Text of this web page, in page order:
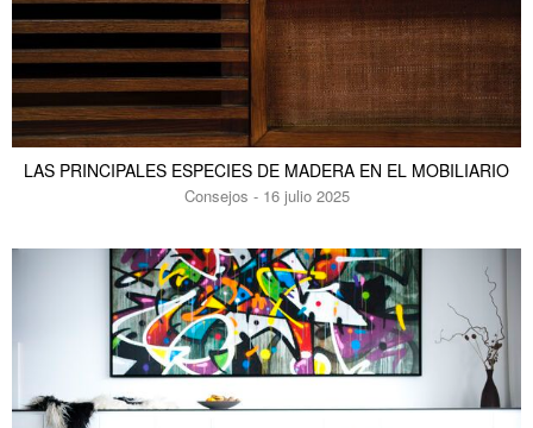
LAS PRINCIPALES ESPECIES DE MADERA EN EL MOBILIARIO
Consejos - 16 julio 2025